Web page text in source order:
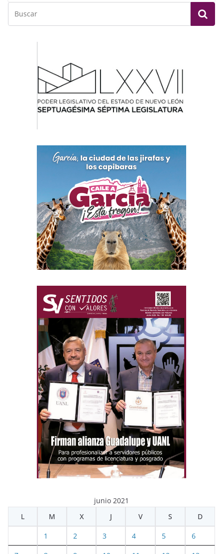
e
b
o
k
er e
junio 2021
L
M X J V S D
1 2 3 4 5 6